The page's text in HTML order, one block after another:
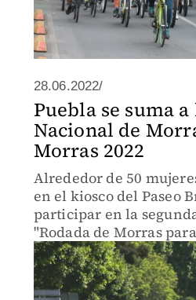
28.06.2022/
Puebla se suma
Nacional de
Morras 2022
Alrededor de 50
en el kiosco del Paseo
participar en la
"Rodada de Morras